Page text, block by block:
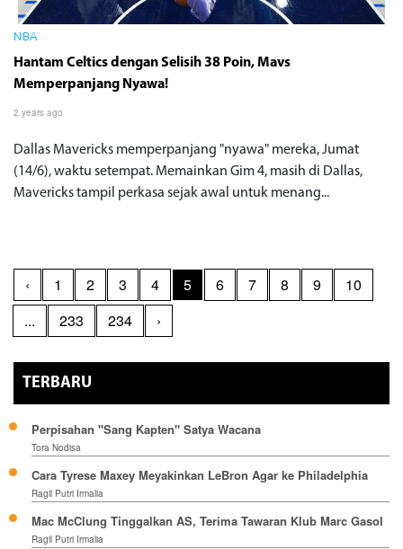
NBA
Hantam Celtics dengan Selisih 38 Poin, Mavs
Memperpanjang Nyawa!
2 years ago
Dallas Mavericks memperpanjang "nyawa" mereka, Jumat
(14/6), waktu setempat. Memainkan Gim 4, masih di Dallas,
Mavericks tampil perkasa sejak awal untuk menang...
‹ 1 2 3 4 5 6 7 8 9
10
...
233 234 ›
TERBARU
Perpisahan "Sang Kapten" Satya Wacana
Tora Nodisa
Cara Tyrese Maxey Meyakinkan LeBron Agar ke Philadelphia
Ragil Putri Irmalia
Mac McClung Tinggalkan AS, Terima Tawaran Klub Marc Gasol
Ragil Putri Irmalia